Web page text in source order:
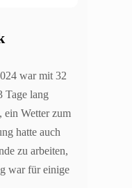
war mit 32
Tage lang
ein Wetter zum
hatte auch
zu arbeiten,
war für einige